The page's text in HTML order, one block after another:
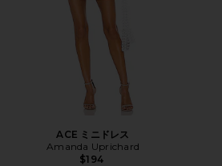
ACE ミニドレス
Amanda Uprichard
$194